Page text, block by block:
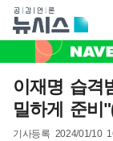
이재명 습격
밀하게 준비
기사등록 2024/01/10